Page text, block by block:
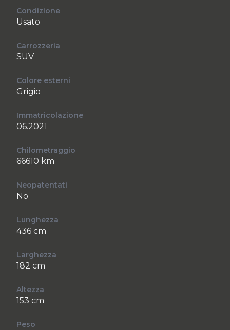
Condizione
Usato
Carrozzeria
SUV
Colore esterni
Grigio
Immatricolazione
06.2021
Chilometraggio
66610 km
Neopatentati
No
Lunghezza
436 cm
Larghezza
182 cm
Altezza
153 cm
Peso